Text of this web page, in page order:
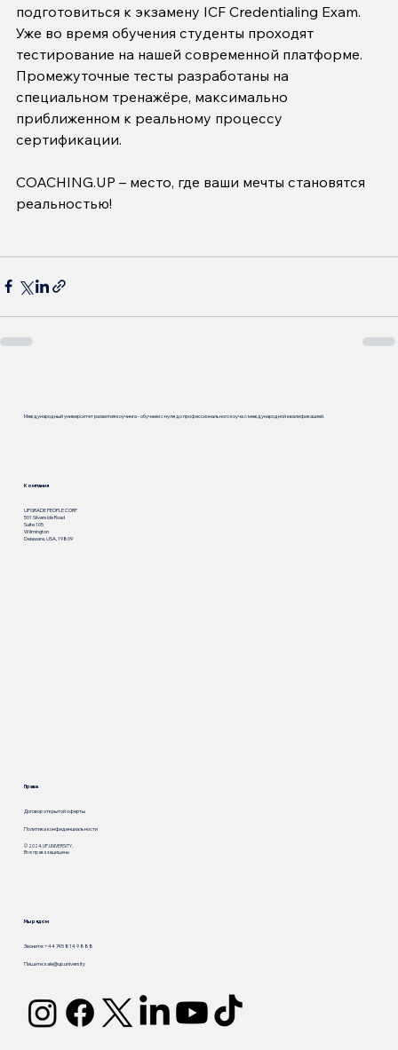
подготовиться к экзамену ICF Credentialing Exam.
Уже во время обучения студенты проходят
тестирование на нашей современной платформе.
Промежуточные тесты разработаны на
специальном тренажёре, максимально
приближенном к реальному процессу
сертификации.
COACHING.UP – место, где ваши мечты становятся
реальностью!
Международный университет развития коучинга - обучаем с нуля до профессионального коуча с международной квалификацией.
Компания
UPGRADE PEOPLE CORP
501 Silverside Road
Suite 105
Wilmington
Delaware, USA, 19809
Права
Договор открытой оферты
Политика конфиденциальности
© 2024. UP.UNIVERSITY.
Все права защищены
Мы рядом
Пишите:sale@up.university
Звоните: +44 745 814 9 888